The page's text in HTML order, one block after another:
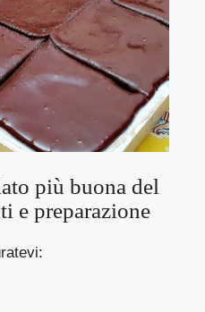
più buona del
e preparazione